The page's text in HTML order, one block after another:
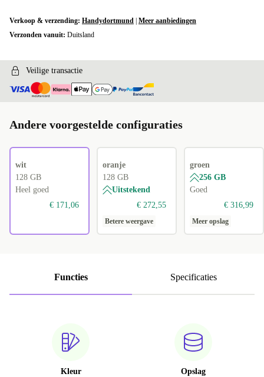
Verkoop & verzending: Handydortmund Meer aanbiedingen
Verzonden vanuit: Duitsland
Veilige transactie
Andere voorgestelde configuraties
wit
128 GB
Heel goed
€ 171,06
oranje
128 GB
Uitstekend
€ 272,55
Betere weergave
groen
256 GB
Goed
€ 316,99
Meer opslag
Functies Specificaties
Kleur Opslag